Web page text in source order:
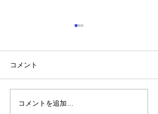
【社内研修期間のお問い
コメント
コメントを追加…